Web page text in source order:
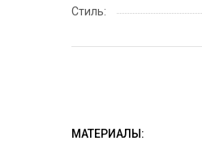
Стиль:
МАТЕРИАЛЫ: